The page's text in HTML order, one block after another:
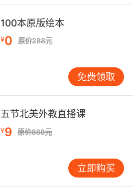
100本原版绘本
¥0 原价288元
免费领取
五节北美外教直播课
¥9 原价888元
立即购买